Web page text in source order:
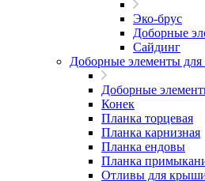
Эко-брус
Доборные
Сайдинг
Доборные элементы для
Доборные
Конек
Планка торцевая
Планка карнизная
Планка ендовы
Планка
Отливы для